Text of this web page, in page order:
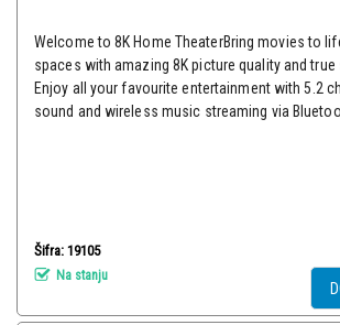
Welcome to 8K Home TheaterBring movies to
spaces with amazing 8K picture quality and
Enjoy all your favourite entertainment with 5.2
sound and wireless music streaming via
Šifra: 19105
Na stanju